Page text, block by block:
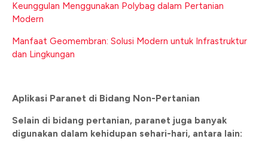
Keunggulan Menggunakan Polybag dalam Pertanian
Modern
Manfaat Geomembran: Solusi Modern untuk Infrastruktur
dan Lingkungan
Aplikasi Paranet di Bidang Non-Pertanian
Selain di bidang pertanian, paranet juga banyak
digunakan dalam kehidupan sehari-hari, antara lain: